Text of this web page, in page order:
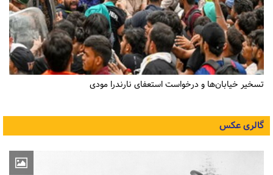
تسخیر خیابان‌ها و درخواست استعفای نارندرا مودی
گالری عکس